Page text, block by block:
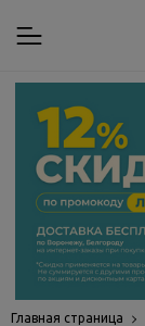
Главная страница